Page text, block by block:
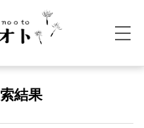
結果